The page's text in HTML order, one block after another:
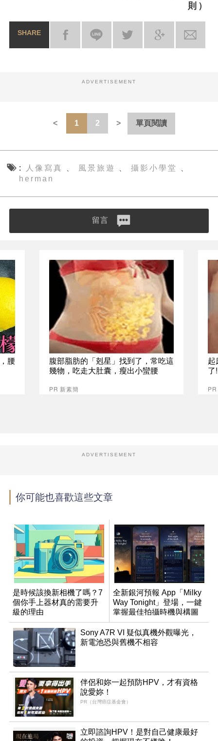
則）
SHARE
ADVERTISEMENT
1 2 單頁閱讀
人像寫真 風景旅遊 攝影小學堂
herman
留言
腰
腹部脂肪的「剋星」找到了，常吃這
幾物，吃走大肚囊，瘦出小蠻腰
PR 新素簡
起
了
ADVERTISEMENT
你可能也喜歡這些文章
是時候該換新相機了嗎？7
個你手上器材真的需要升
級的理由
全新銀河預報 App「Milky
Way Tonight」登場，一鍵
掌握最佳拍攝時機與構圖
Sony A7R VI 疑似真機外觀曝光，
新電池恐與舊機不相容
伴侶和妳一起預防HPV，才有資格
說愛妳！
PR（台灣癌症基金會）
立即諮詢HPV！是對自己健康最好